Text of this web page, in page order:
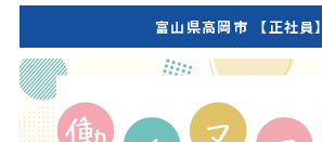
富山県高岡市 【正社員】